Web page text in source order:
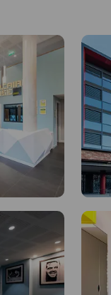
parents
Entrer